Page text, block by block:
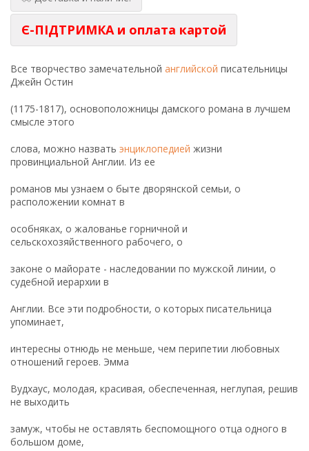
Є-ПІДТРИМКА и оплата картой
Все творчество замечательной английской писательницы
Джейн Остин
(1175-1817), основоположницы дамского романа в лучшем
смысле этого
слова, можно назвать энциклопедией жизни
провинциальной Англии. Из ее
романов мы узнаем о быте дворянской семьи, о
расположении комнат в
особняках, о жалованье горничной и
сельскохозяйственного рабочего, о
законе о майорате - наследовании по мужской линии, о
судебной иерархии в
Англии. Все эти подробности, о которых писательница
упоминает,
интересны отнюдь не меньше, чем перипетии любовных
отношений героев. Эмма
Вудхаус, молодая, красивая, обеспеченная, неглупая, решив
не выходить
замуж, чтобы не оставлять беспомощного отца одного в
большом доме,